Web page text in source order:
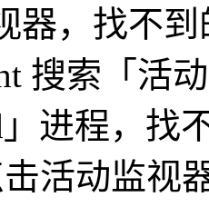
器，找不
搜索「活
」进程，
活动监视